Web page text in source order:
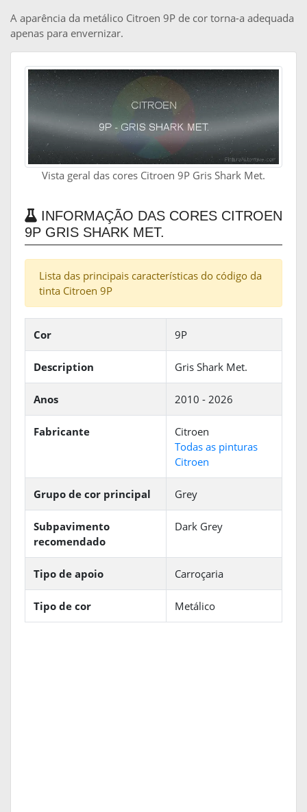
A aparência da metálico Citroen 9P de cor torna-a adequada
apenas para envernizar.
Vista geral das cores Citroen 9P Gris Shark Met.
INFORMAÇÃO DAS CORES CITROEN
9P GRIS SHARK MET.
Lista das principais características do código da
tinta Citroen 9P
Cor 9P
Description Gris Shark Met.
Anos 2010 - 2026
Fabricante
Citroen
Todas as pinturas
Citroen
Grupo de cor principal Grey
Subpavimento
recomendado
Dark Grey
Tipo de apoio Carroçaria
Tipo de cor Metálico